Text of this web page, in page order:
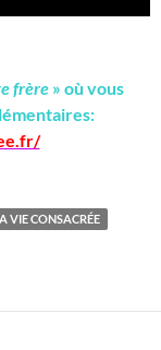
frère » où vous
VIE CONSACRÉE